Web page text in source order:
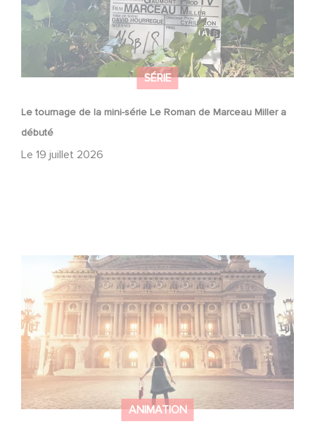
SÉRIE
Le tournage de la mini-série Le Roman de Marceau Miller a
débuté
Le 19 juillet 2026
ANIMATION
Gaumont et Good Hero annoncent la suite de Ballerina